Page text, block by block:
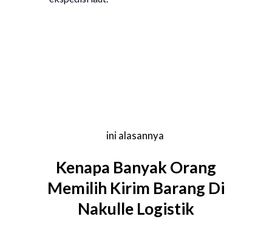
ini alasannya
Kenapa Banyak Orang
Memilih Kirim Barang Di
Nakulle Logistik